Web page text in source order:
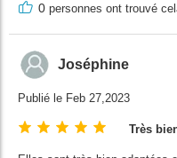
0 personnes ont trouvé
Joséphine
Publié le Feb 27,2023
Très